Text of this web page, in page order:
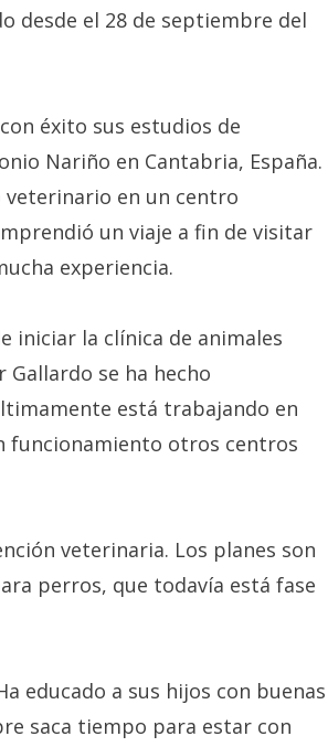
desde el 28 de septiembre del
éxito sus estudios de
Nariño en Cantabria, España.
en un centro
un viaje a fin de visitar
experiencia.
iniciar la clínica de animales
Gallardo se ha hecho
está trabajando en
funcionamiento otros centros
veterinaria. Los planes son
perros, que todavía está fase
educado a sus hijos con buenas
saca tiempo para estar con